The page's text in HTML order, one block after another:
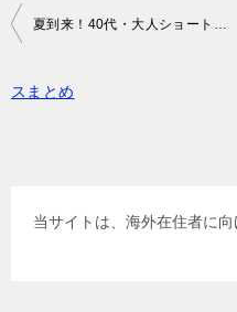
投
ナ
夏到来！40代・大人ショートヘアにチャレンジ！おすすめのスタイルまとめ
スまとめ
当サイトは、海外在住者に